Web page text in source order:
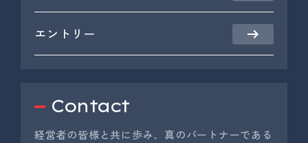
エントリー
Contact
経営者の皆様と共に歩み、真のパートナーである